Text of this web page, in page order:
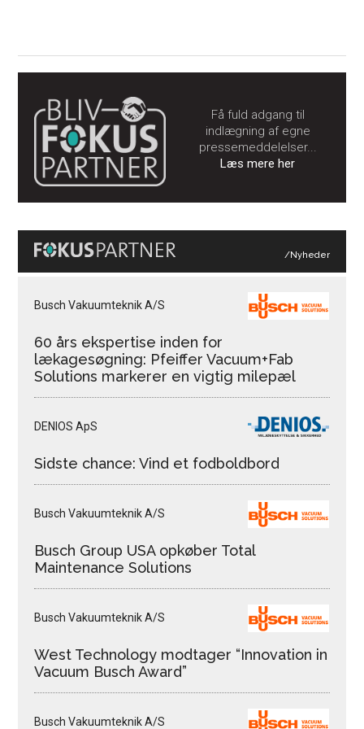
Få fuld adgang til
indlægning af egne
pressemeddelelser...
Læs mere her
/Nyheder
Busch Vakuumteknik A/S
60 års ekspertise inden for
lækagesøgning: Pfeiffer Vacuum+Fab
Solutions markerer en vigtig milepæl
DENIOS ApS
Sidste chance: Vind et fodboldbord
Busch Vakuumteknik A/S
Busch Group USA opkøber Total
Maintenance Solutions
Busch Vakuumteknik A/S
West Technology modtager “Innovation in
Vacuum Busch Award”
Busch Vakuumteknik A/S